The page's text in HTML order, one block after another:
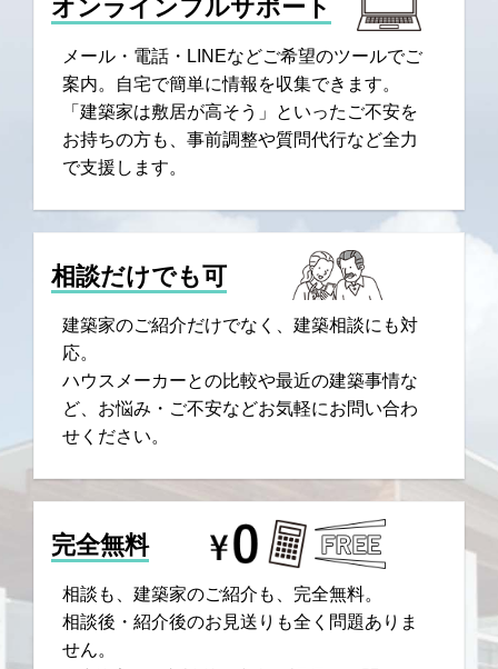
オンラインフルサポート
メール・電話・LINEなどご希望のツールでご
案内。自宅で簡単に情報を収集できます。
「建築家は敷居が高そう」といったご不安を
お持ちの方も、事前調整や質問代行など全力
で支援します。
相談だけでも可
建築家のご紹介だけでなく、建築相談にも対
応。
ハウスメーカーとの比較や最近の建築事情な
ど、お悩み・ご不安などお気軽にお問い合わ
せください。
完全無料
相談も、建築家のご紹介も、完全無料。
相談後・紹介後のお見送りも全く問題ありま
せん。